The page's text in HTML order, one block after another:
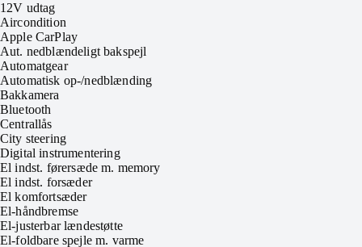
12V udtag
Aircondition
Apple CarPlay
Aut. nedblændeligt bakspejl
Automatgear
Automatisk op-/nedblænding
Bakkamera
Bluetooth
Centrallås
City steering
Digital instrumentering
El indst. førersæde m. memory
El indst. forsæder
El komfortsæder
El-håndbremse
El-justerbar lændestøtte
El-foldbare spejle m. varme